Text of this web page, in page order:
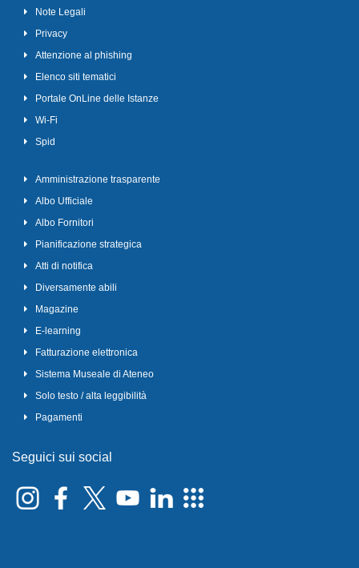
Note Legali
Privacy
Attenzione al phishing
Elenco siti tematici
Portale OnLine delle Istanze
Wi-Fi
Spid
Amministrazione trasparente
Albo Ufficiale
Albo Fornitori
Pianificazione strategica
Atti di notifica
Diversamente abili
Magazine
E-learning
Fatturazione elettronica
Sistema Museale di Ateneo
Solo testo / alta leggibilità
Pagamenti
Seguici sui social